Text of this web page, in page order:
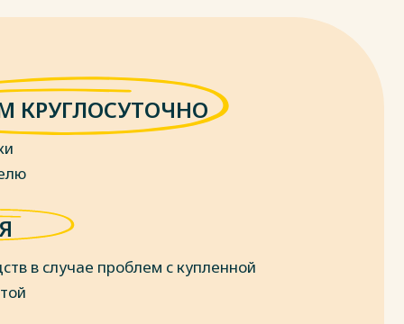
КРУГЛОСУТОЧНО
в случае проблем с купленной